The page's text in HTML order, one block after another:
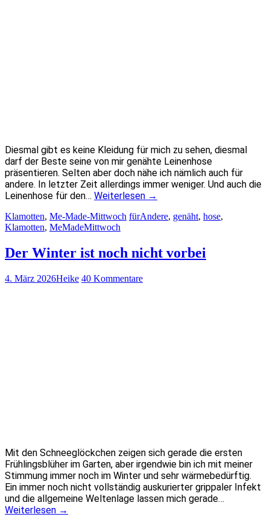
Diesmal gibt es keine Kleidung für mich zu sehen, diesmal
darf der Beste seine von mir genähte Leinenhose
präsentieren. Selten aber doch nähe ich nämlich auch für
andere. In letzter Zeit allerdings immer weniger. Und auch die
Leinenhose für den… Weiterlesen →
Klamotten, Me-Made-Mittwoch fürAndere, genäht, hose,
Klamotten, MeMadeMittwoch
Der Winter ist noch nicht vorbei
4. März 2026Heike 40 Kommentare
Mit den Schneeglöckchen zeigen sich gerade die ersten
Frühlingsblüher im Garten, aber irgendwie bin ich mit meiner
Stimmung immer noch im Winter und sehr wärmebedürftig.
Ein immer noch nicht vollständig auskurierter grippaler Infekt
und die allgemeine Weltenlage lassen mich gerade…
Weiterlesen →